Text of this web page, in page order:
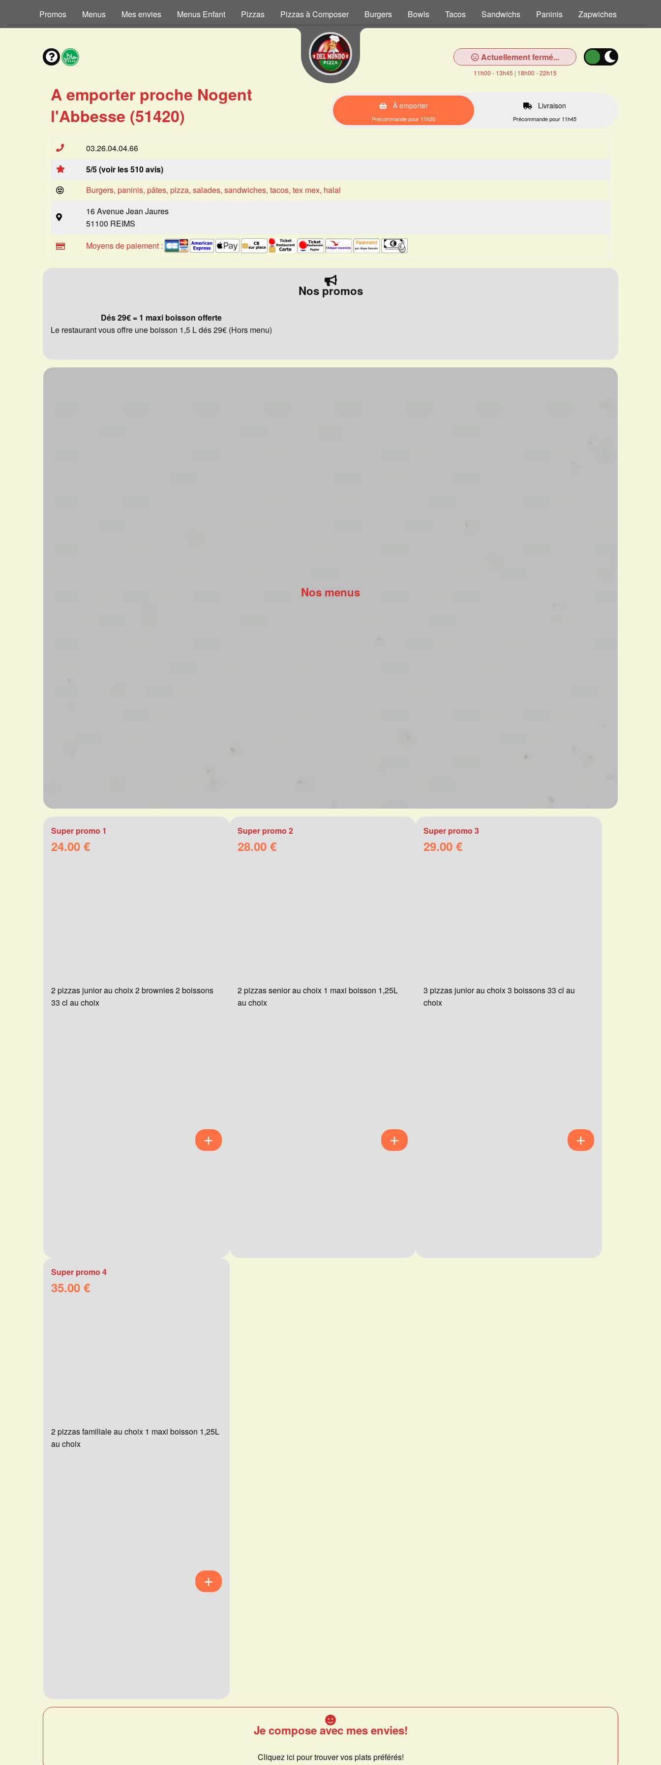
Promos Menus Mes envies Menus Enfant Pizzas Pizzas à Composer Burgers Bowls Tacos Sandwichs Paninis Zapwiches
Actuellement fermé...
11h00 - 13h45 | 18h00 - 22h15
A emporter proche Nogent
l'Abbesse (51420)
À emporter
Précommande pour 11h20
Livraison
Précommande pour 11h45
03.26.04.04.66
5/5 (voir les 510 avis)
Burgers, paninis, pâtes, pizza, salades, sandwiches, tacos, tex mex, halal
16 Avenue Jean Jaures
51100 REIMS
Moyens de paiement :
Nos promos
Dés 29€ = 1 maxi boisson offerte
Le restaurant vous offre une boisson 1,5 L dés 29€ (Hors menu)
Nos menus
Super promo 1
24.00 €
2 pizzas junior au choix 2 brownies 2 boissons
33 cl au choix
Super promo 2
28.00 €
2 pizzas senior au choix 1 maxi boisson 1,25L
au choix
Super promo 3
29.00 €
3 pizzas junior au choix 3 boissons 33 cl au
choix
Super promo 4
35.00 €
2 pizzas familiale au choix 1 maxi boisson 1,25L
au choix
Je compose avec mes envies!
Cliquez ici pour trouver vos plats préférés!